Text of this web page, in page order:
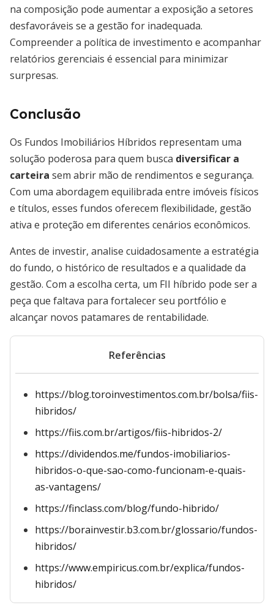
na composição pode aumentar a exposição a setores
desfavoráveis se a gestão for inadequada.
Compreender a política de investimento e acompanhar
relatórios gerenciais é essencial para minimizar
surpresas.
Conclusão
Os Fundos Imobiliários Híbridos representam uma
solução poderosa para quem busca diversificar a
carteira sem abrir mão de rendimentos e segurança.
Com uma abordagem equilibrada entre imóveis físicos
e títulos, esses fundos oferecem flexibilidade, gestão
ativa e proteção em diferentes cenários econômicos.
Antes de investir, analise cuidadosamente a estratégia
do fundo, o histórico de resultados e a qualidade da
gestão. Com a escolha certa, um FII híbrido pode ser a
peça que faltava para fortalecer seu portfólio e
alcançar novos patamares de rentabilidade.
Referências
https://blog.toroinvestimentos.com.br/bolsa/fiis-
hibridos/
https://fiis.com.br/artigos/fiis-hibridos-2/
https://dividendos.me/fundos-imobiliarios-
hibridos-o-que-sao-como-funcionam-e-quais-
as-vantagens/
https://finclass.com/blog/fundo-hibrido/
https://borainvestir.b3.com.br/glossario/fundos-
hibridos/
https://www.empiricus.com.br/explica/fundos-
hibridos/